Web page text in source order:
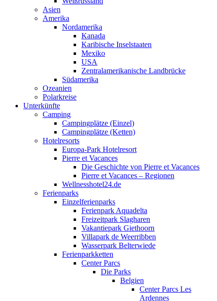
Asien
Amerika
Nordamerika
Kanada
Karibische Inselstaaten
Mexiko
USA
Zentralamerikanische Landbrücke
Südamerika
Ozeanien
Polarkreise
Unterkünfte
Camping
Campingplätze (Einzel)
Campingplätze (Ketten)
Hotelresorts
Europa-Park Hotelresort
Pierre et Vacances
Die Geschichte von Pierre et Vacances
Pierre et Vacances – Regionen
Wellnesshotel24.de
Ferienparks
Einzelferienparks
Ferienpark Aquadelta
Freizeitpark Slagharen
Vakantiepark Giethoorn
Villapark de Weerribben
Wasserpark Belterwiede
Ferienparkketten
Center Parcs
Die Parks
Belgien
Center Parcs Les
Ardennes